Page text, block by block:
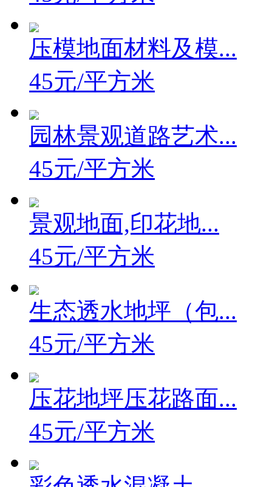
45元/平方米
压模地面材料及模...
45元/平方米
园林景观道路艺术...
45元/平方米
景观地面,印花地...
45元/平方米
生态透水地坪（包...
45元/平方米
压花地坪压花路面...
45元/平方米